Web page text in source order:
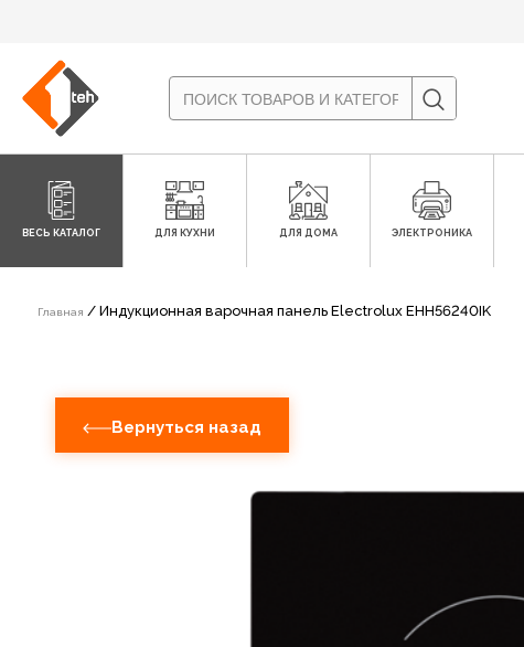
ВЕСЬ КАТАЛОГ ДЛЯ КУХНИ ДЛЯ ДОМА ЭЛЕКТРОНИКА
Главная / Индукционная варочная панель Electrolux EHH56240IK
Вернуться назад